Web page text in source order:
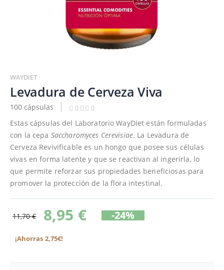
al
comienzo
de
la
galería
imágenes
WAYDIET
Levadura de Cerveza Viva
100 cápsulas
Estas cápsulas del Laboratorio WayDiet están formuladas
con la cepa Saccharomyces Cerevisiae. La Levadura de
Cerveza Revivificable es un hongo que posee sus células
vivas en forma latente y que se reactivan al ingerirla, lo
que permite reforzar sus propiedades beneficiosas para
promover la protección de la flora intestinal.
11,70 € 8,95 € -24%
¡Ahorras 2,75€!